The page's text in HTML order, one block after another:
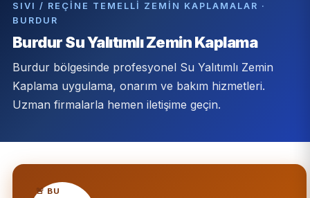
SIVI / REÇINE TEMELLI ZEMIN KAPLAMALAR ·
BURDUR
Burdur Su Yalıtımlı Zemin Kaplama
Burdur bölgesinde profesyonel Su Yalıtımlı Zemin
Kaplama uygulama, onarım ve bakım hizmetleri.
Uzman firmalarla hemen iletişime geçin.
🚨 BU